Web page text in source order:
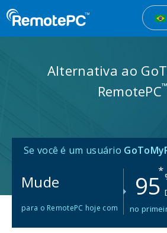
Alternativa ao
RemotePC™
Se você é um usuário
Mude
para o RemotePC hoje com
95
*
no